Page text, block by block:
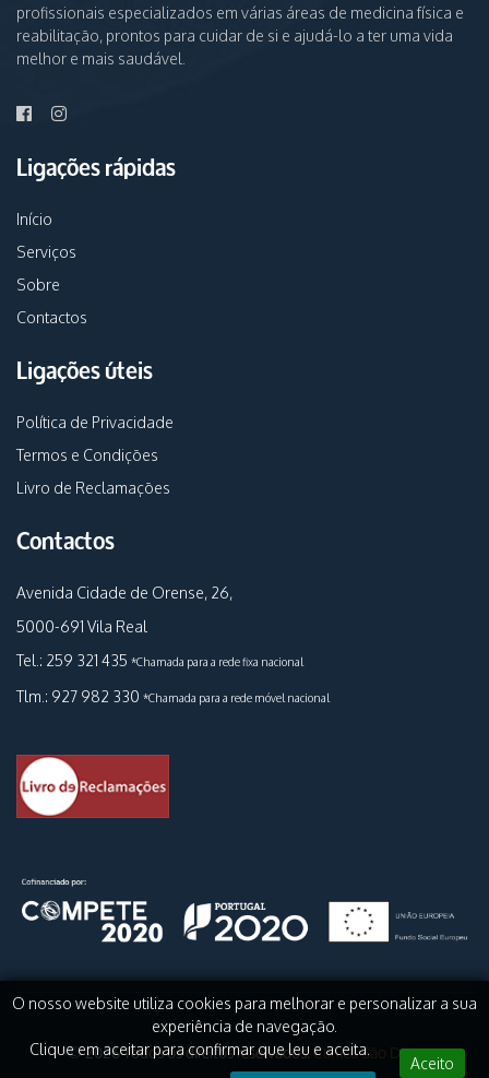
profissionais especializados em várias áreas de medicina física e
reabilitação, prontos para cuidar de si e ajudá-lo a ter uma vida
melhor e mais saudável.
Ligações rápidas
Início
Serviços
Sobre
Contactos
Ligações úteis
Política de Privacidade
Termos e Condições
Livro de Reclamações
Contactos
Avenida Cidade de Orense, 26,
5000-691 Vila Real
Tel.: 259 321 435 *Chamada para a rede fixa nacional
Tlm.: 927 982 330 *Chamada para a rede móvel nacional
© 2026 Todos os direitos reservados.Clínica São Dinis
O nosso website utiliza cookies para melhorar e personalizar a sua
experiência de navegação.
Clique em aceitar para confirmar que leu e aceita.
Aceito